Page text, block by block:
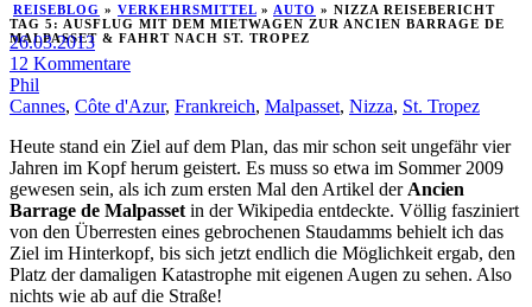
REISEBLOG » VERKEHRSMITTEL » AUTO » NIZZA REISEBERICHT
TAG 5: AUSFLUG MIT DEM MIETWAGEN ZUR ANCIEN BARRAGE DE
MALPASSET & FAHRT NACH ST. TROPEZ
26.03.2013
12 Kommentare
Phil
Cannes, Côte d'Azur, Frankreich, Malpasset, Nizza, St. Tropez
Heute stand ein Ziel auf dem Plan, das mir schon seit ungefähr vier
Jahren im Kopf herum geistert. Es muss so etwa im Sommer 2009
gewesen sein, als ich zum ersten Mal den Artikel der Ancien
Barrage de Malpasset in der Wikipedia entdeckte. Völlig fasziniert
von den Überresten eines gebrochenen Staudamms behielt ich das
Ziel im Hinterkopf, bis sich jetzt endlich die Möglichkeit ergab, den
Platz der damaligen Katastrophe mit eigenen Augen zu sehen. Also
nichts wie ab auf die Straße!